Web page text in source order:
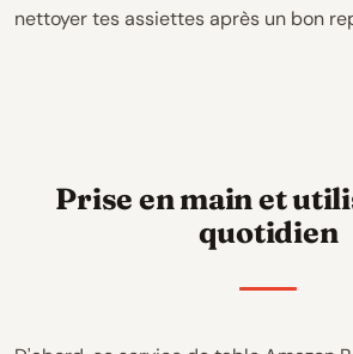
nettoyer tes assiettes après un bon
Prise en main et
quotidien